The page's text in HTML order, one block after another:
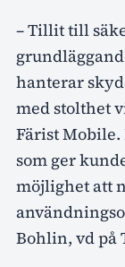
– Tillit till
hanterar
med stolthet
Färist
som ger
möjlighet att
Bohlin, vd på